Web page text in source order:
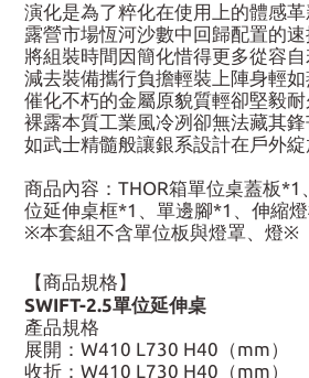
演化是為了粹化在使用上的體感
露營市場恆河沙數中回歸配置的速
將組裝時間因簡化惜得更多從容
減去裝備攜行負擔輕裝上陣身輕如
催化不朽的金屬原貌質輕卻堅毅耐
裸露本質工業風冷冽卻無法藏其
如武士精髓般讓銀系設計在戶外
商品內容：THOR箱單位桌蓋板
位延伸桌框*1、單邊腳*1、伸縮
※本套組不含單位板與燈罩、燈※
【商品規格】
SWIFT-2.5單位延伸桌
產品規格
展開：W410 L730 H40（mm）
收折：W410 L730 H40（mm）